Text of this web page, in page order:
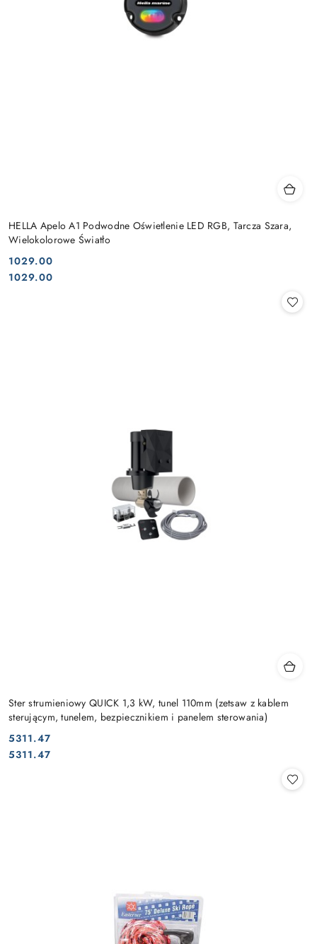
HELLA Apelo A1 Podwodne Oświetlenie LED RGB, Tarcza Szara,
Wielokolorowe Światło
Cena:
1029.00
Cena:
1029.00
Ster strumieniowy QUICK 1,3 kW, tunel 110mm (zetsaw z kablem
sterującym, tunelem, bezpiecznikiem i panelem sterowania)
Cena:
5311.47
Cena:
5311.47